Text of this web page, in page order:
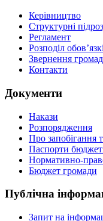
Керівництво
Структурні
Регламент
Розподіл
Звернення
Контакти
Документи
Накази
Розпорядження
Про запобігання
Паспорти
Нормативно-
Бюджет громади
Публічна
Запит на